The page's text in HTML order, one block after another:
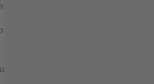
die insoweit anfallenden Kosten
fällig. Es gelten die gesetzlichen